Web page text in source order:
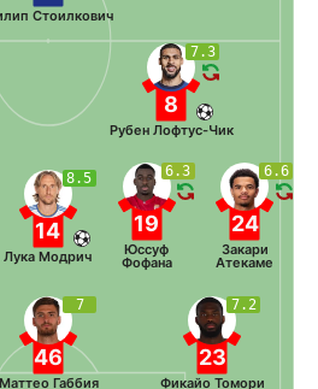
Стоилкович
7
46
Маттео Габбия
7.2
23
Фикайо Томори
8.5
14
Лука Модрич
6.3
19
Юссуф
Фофана
6.6
24
Закари
Атекаме
7.3
8
Рубен Лофтус-Чик